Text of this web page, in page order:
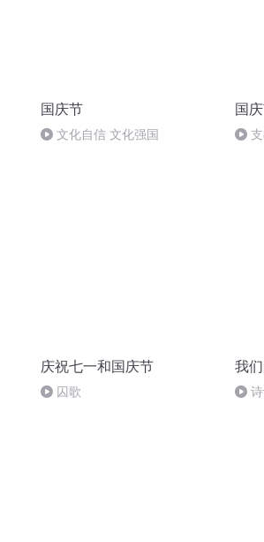
国庆节
文化自信 文化强国
国
庆祝七一和国庆节
囚歌
我